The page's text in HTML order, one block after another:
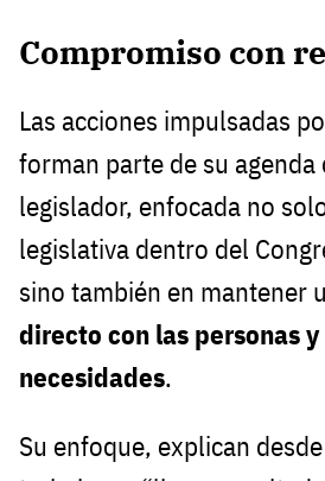
Compromiso con
Las acciones impulsadas
forman parte de su
legislador, enfocada no
legislativa dentro del
sino también en mantener
directo con las personas y
necesidades.
Su enfoque, explican